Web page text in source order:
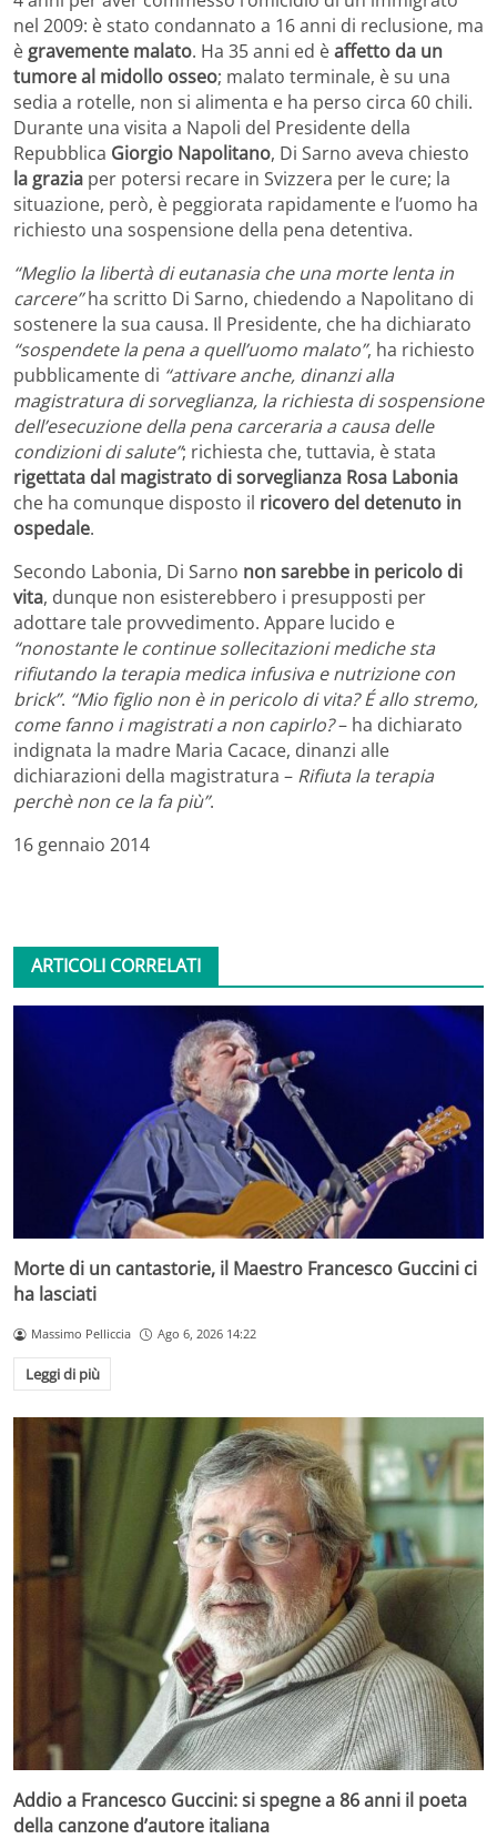
nel 2009: è stato condannato a 16 anni di reclusione, ma
è gravemente malato. Ha 35 anni ed èaffetto da un
tumore al midollo osseo; malato terminale, è su una
sedia a rotelle, non si alimenta e ha perso circa 60 chili.
Durante una visita a Napoli del Presidente della
Repubblica Giorgio Napolitano, Di Sarno aveva chiesto
la grazia per potersi recare in Svizzera per le cure; la
situazione, però, è peggiorata rapidamente e l’uomo ha
richiesto una sospensione della pena detentiva.
“Meglio la libertà di eutanasia che una morte lenta in
carcere”ha scritto Di Sarno, chiedendo a Napolitano di
sostenere la sua causa. Il Presidente, che ha dichiarato
“sospendete la pena a quell’uomo malato”, ha richiesto
pubblicamente di “attivare anche, dinanzi alla
magistratura di sorveglianza, la richiesta di sospensione
dell’esecuzione della pena carceraria a causa delle
condizioni di salute”; richiesta che, tuttavia, è stata
rigettata dal magistrato di sorveglianza Rosa Labonia
che ha comunque disposto il ricovero del detenuto in
ospedale.
Secondo Labonia, Di Sarno non sarebbe in pericolo di
vita, dunque non esisterebbero i presupposti per
adottare tale provvedimento. Appare lucido e
“nonostante le continue sollecitazioni mediche sta
rifiutando la terapia medica infusiva e nutrizione con
brick”. “Mio figlio non è in pericolo di vita? É allo stremo,
come fanno i magistrati a non capirlo?– ha dichiarato
indignata la madre Maria Cacace, dinanzi alle
dichiarazioni della magistratura – Rifiuta la terapia
perchè non ce la fa più”.
16 gennaio 2014
ARTICOLI CORRELATI
Morte di un cantastorie, il Maestro Francesco Guccini ci
ha lasciati
Massimo Pelliccia Ago 6, 2026 14:22
Leggi di più
Addio a Francesco Guccini: si spegne a 86 anni il poeta
della canzone d’autore italiana